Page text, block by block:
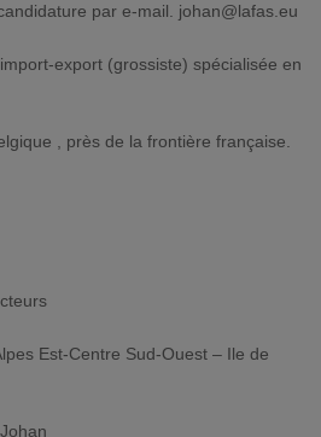
par e-mail. johan@lafas.eu
export (grossiste) spécialisée en
, près de la frontière française.
Est-Centre Sud-Ouest – Ile de